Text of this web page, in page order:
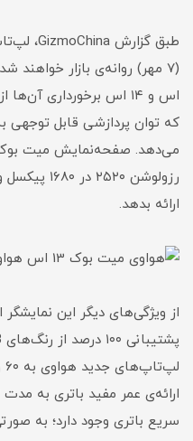
اس و ۱۴ اس برخورداری
که توان پردازشی قابل
ارائه بدهد.